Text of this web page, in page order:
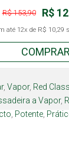
R$
R$ 153,90
até 12x de R$ 10,29
COMPRAR
, Vapor, Red
a Vapor,
Potente